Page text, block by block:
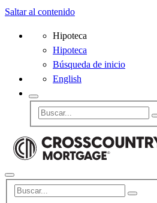
Saltar al contenido
Hipoteca
Hipoteca
Búsqueda de inicio
English